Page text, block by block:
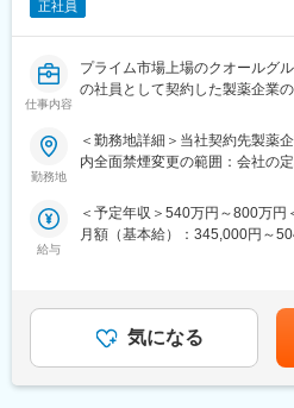
変更の範囲：会社の定める業務
客からの信頼が厚いためです。
CSOは本部のバックアップ体制
ェクトマネージャーが管理する
も可能です。また、クライアン
制度により、キャリアや年収ア
■基本的に稼働率は100%：常時
よう隙間なくアサインをしてい
えて運営を行っているからこそ
みの部分です。
正社員
仕事内容
プライム市場上場のクオールグ
の社員として契約した製薬企業
ックメーカーなどプロジェクト
経験を活かせる環境が整っていま
用情報を収集を行っていただき
・新薬のプロモーション
※プロジェクトマネージャー、
活動についてフォローを受けら
し、素早くフォローができる体
■組織：約600名のコントラクト
勤務地
＜勤務地詳細＞当社契約先製薬
内全面禁煙変更の範囲：会社の
給与
＜予定年収＞540万円～800万円
月額（基本給）：345,000円～
す。※その他の手当は「待遇・
給：年1回★頑張りに応じて年
年収をUPできます。（年2回業
の金額であり、選考を通じて上
気になる